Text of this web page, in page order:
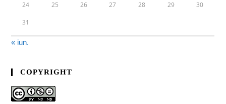
24 25 26 27 28 29 30
31
« iun.
COPYRIGHT